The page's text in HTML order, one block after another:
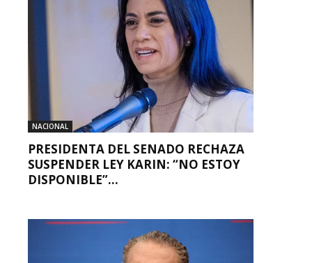
NACIONAL
PRESIDENTA DEL SENADO RECHAZA
SUSPENDER LEY KARIN: “NO ESTOY
DISPONIBLE”...